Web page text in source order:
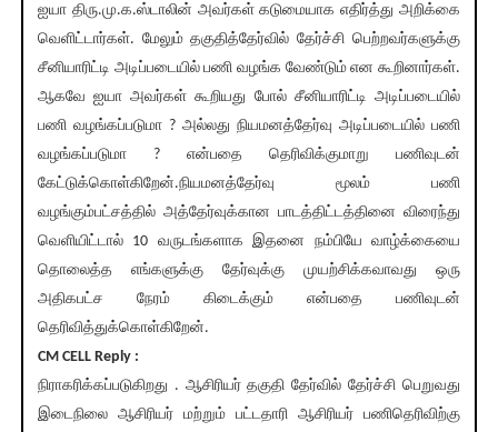
ஐயா திரு.மு.க.ஸ்டாலின் அவர்கள் கடுமையாக எதிர்த்து அறிக்கை
வெளிட்டார்கள். மேலும் தகுதித்தேர்வில் தேர்ச்சி பெற்றவர்களுக்கு
சீனியாரிட்டி அடிப்படையில் பணி வழங்க வேண்டும் என கூறினார்கள்.
ஆகவே ஐயா அவர்கள் கூறியது போல் சீனியாரிட்டி அடிப்படையில்
பணி வழங்கப்படுமா ? அல்லது நியமனத்தேர்வு அடிப்படையில் பணி
வழங்கப்படுமா ? என்பதை தெரிவிக்குமாறு பணிவுடன்
கேட்டுக்கொள்கிறேன்.நியமனத்தேர்வு மூலம் பணி
வழங்கும்பட்சத்தில் அத்தேர்வுக்கான பாடத்திட்டத்தினை விரைந்து
வெளியிட்டால் 10 வருடங்களாக இதனை நம்பியே வாழ்க்கையை
தொலைத்த எங்களுக்கு தேர்வுக்கு முயற்சிக்கவாவது ஒரு
அதிகபட்ச நேரம் கிடைக்கும் என்பதை பணிவுடன்
தெரிவித்துக்கொள்கிறேன்.
CM CELL Reply :
நிராகரிக்கப்படுகிறது . ஆசிரியர் தகுதி தேர்வில் தேர்ச்சி பெறுவது
இடைநிலை ஆசிரியர் மற்றும் பட்டதாரி ஆசிரியர் பணிதெரிவிற்கு